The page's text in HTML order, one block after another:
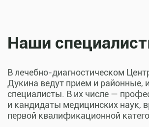
Наши
В лечебно-диагностическом
Дукина ведут прием и районные,
специалисты. В их числе —
и кандидаты медицинских наук,
первой квалификационной